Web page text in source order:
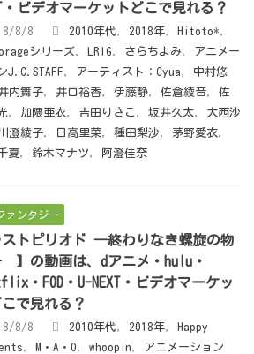
・ビデオマーケットどこで見れる？
8/8 2010年代, 2018年, Hitoto*,
シリーズ, LRIG, さらちよみ, アニメー
J.C.STAFF, アーティスト：Cyua, 中村悠
内舞子, 井口裕香, 伊藤静, 佐倉綾音, 佐
, 加隈亜衣, 吉田りさこ , 坂井久太, 大西沙
澄綾子, 日高里菜, 種田梨沙, 茅野愛衣,
夏, 鈴木マナツ, 阿澄佳奈
ァンタジー
ストピリオド ―終わりなき螺旋の物
の動画は、dアニメ・hulu・
・FOD・U-NEXT・ビデオマーケッ
こで見れる？
8/8 2010年代, 2018年, Happy
, M・A・O, whoopin, アニメーション